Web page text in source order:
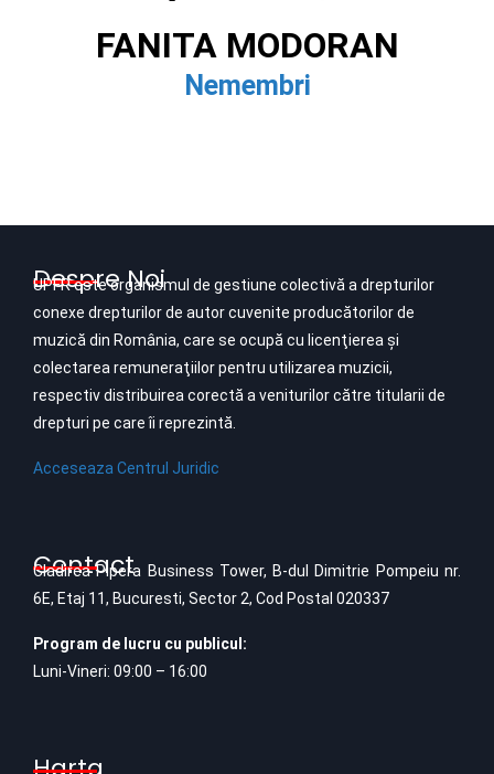
FANITA MODORAN
Nemembri
Despre Noi
UPFR este organismul de gestiune colectivă a drepturilor
conexe drepturilor de autor cuvenite producătorilor de
muzică din România, care se ocupă cu licenţierea şi
colectarea remuneraţiilor pentru utilizarea muzicii,
respectiv distribuirea corectă a veniturilor către titularii de
drepturi pe care îi reprezintă.
Acceseaza Centrul Juridic
Contact
Cladirea Pipera Business Tower, B-dul Dimitrie Pompeiu nr.
6E, Etaj 11, Bucuresti, Sector 2, Cod Postal 020337
Program de lucru cu publicul:
Luni-Vineri: 09:00 – 16:00